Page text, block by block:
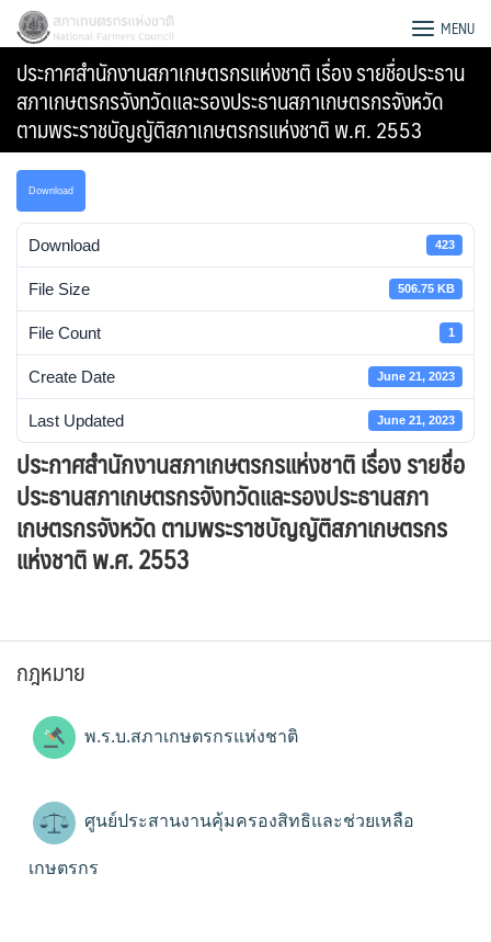
Skip
content
Search
for:
สภาเกษตรกรแห่งชาติ MENU
ประกาศสำนักงานสภาเกษตรกรแห่งชาติ เรื่อง รายชื่อประธาน
สภาเกษตรกรจังทวัดและรองประธานสภาเกษตรกรจังหวัด
ตามพระราชบัญญัติสภาเกษตรกรแห่งชาติ พ.ศ. 2553
Download
Download 423
File Size 506.75 KB
File Count 1
Create Date June 21, 2023
Last Updated June 21, 2023
ประกาศสำนักงานสภาเกษตรกรแห่งชาติ เรื่อง รายชื่อ
ประธานสภาเกษตรกรจังทวัดและรองประธานสภา
เกษตรกรจังหวัด ตามพระราชบัญญัติสภาเกษตรกร
แห่งชาติ พ.ศ. 2553
กฎหมาย
พ.ร.บ.สภาเกษตรกรแห่งชาติ
ศูนย์ประสานงานคุ้มครองสิทธิและช่วยเหลือ
เกษตรกร